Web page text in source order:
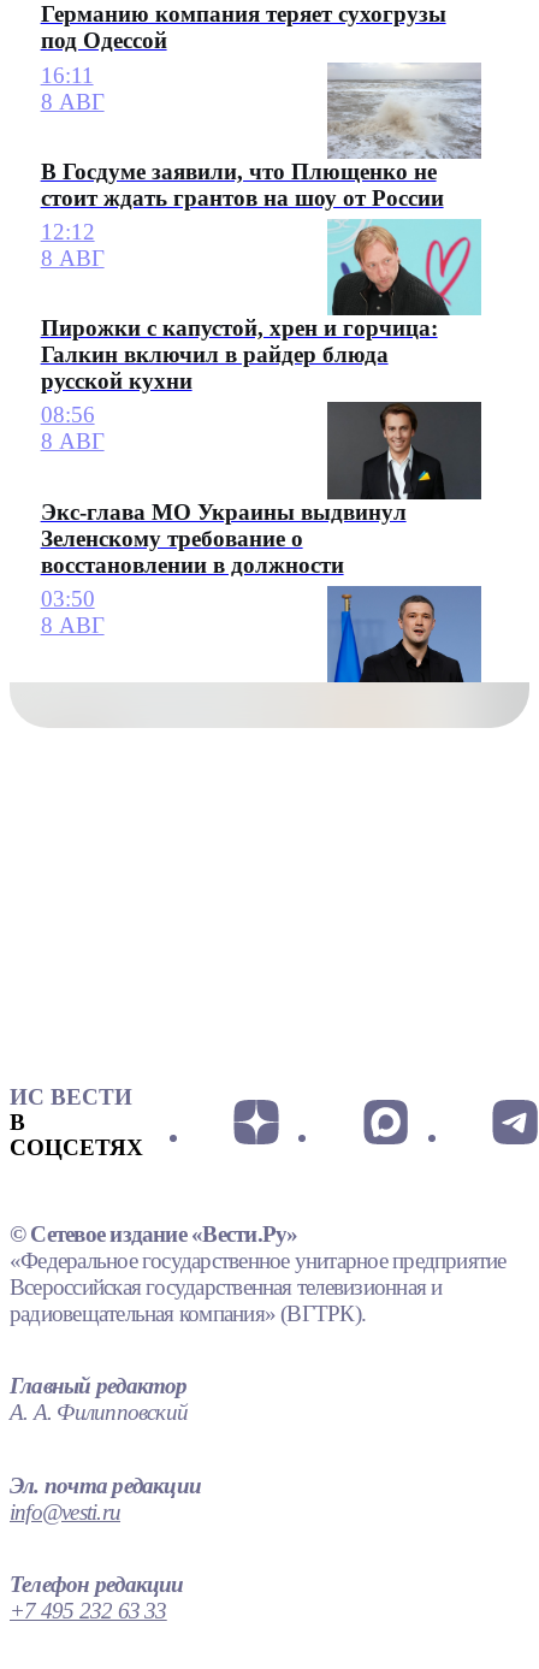
Германию компания теряет сухогрузы
под Одессой
16:11
8 АВГ
В Госдуме заявили, что Плющенко не
стоит ждать грантов на шоу от России
12:12
8 АВГ
Пирожки с капустой, хрен и горчица:
Галкин включил в райдер блюда
русской кухни
08:56
8 АВГ
Экс-глава МО Украины выдвинул
Зеленскому требование о
восстановлении в должности
03:50
8 АВГ
ИС ВЕСТИ
В
СОЦСЕТЯХ
© Сетевое издание «Вести.Ру»
«Федеральное государственное унитарное предприятие
Всероссийская государственная телевизионная и
радиовещательная компания» (ВГТРК).
Главный редактор
А. А. Филипповский
Эл. почта редакции
info@vesti.ru
Телефон редакции
+7 495 232 63 33